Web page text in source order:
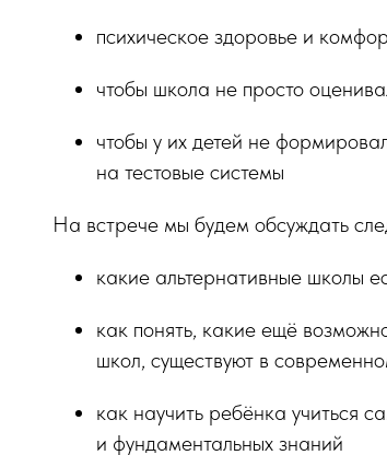
психическое здоровье и
чтобы школа не просто
чтобы у их детей не
на тестовые системы
На встрече мы будем обсуждать
какие альтернативные школы
как понять, какие ещё
школ, существуют в
как научить ребёнка учиться
и фундаментальных знаний